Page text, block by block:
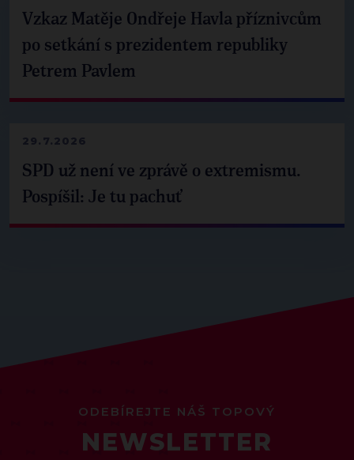
Vzkaz Matěje Ondřeje Havla příznivcům
po setkání s prezidentem republiky
Petrem Pavlem
29.7.2026
SPD už není ve zprávě o extremismu.
Pospíšil: Je tu pachuť
ODEBÍREJTE NÁŠ TOPOVÝ
NEWSLETTER